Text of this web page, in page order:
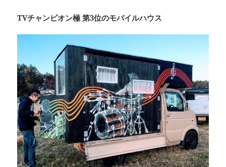
TVチャンピオン極 第3位のモバイルハウス